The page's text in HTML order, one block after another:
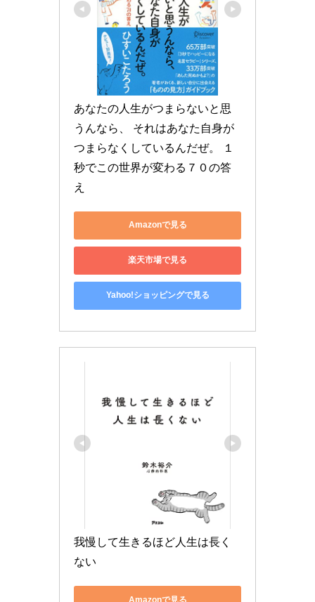
あなたの人生がつまらないと思
うんなら、 それはあなた自身が
つまらなくしているんだぜ。 １
秒でこの世界が変わる７０の答
え
Amazonで見る
楽天市場で見る
Yahoo!ショッピングで見る
我慢して生きるほど人生は長く
ない
Amazonで見る